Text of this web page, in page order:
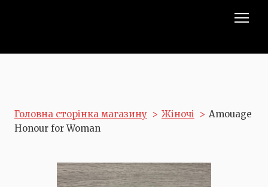
Головна сторінка магазину Жіночі
Amouage
Honour for Woman